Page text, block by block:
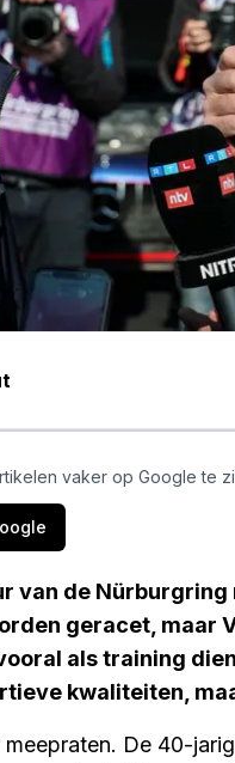
vaker op Google te
van de
geracet, maar
als training
kwaliteiten,
De 40-